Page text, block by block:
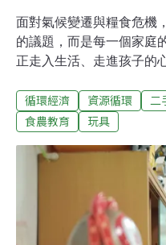
面對氣候變遷與糧食危機
的議題，而是每一個家庭
正走入生活、走進孩子的
坊」，透過火鍋遊戲設計
起學會看懂食物背後的故
永續近年來，隨著消費者
升，食農教育的重要性
觀察到，現代家庭、尤
麼」與「從哪裡來」的認
長期外食、缺乏農事經驗
循環經濟 資源循環 二
食農教育
玩具